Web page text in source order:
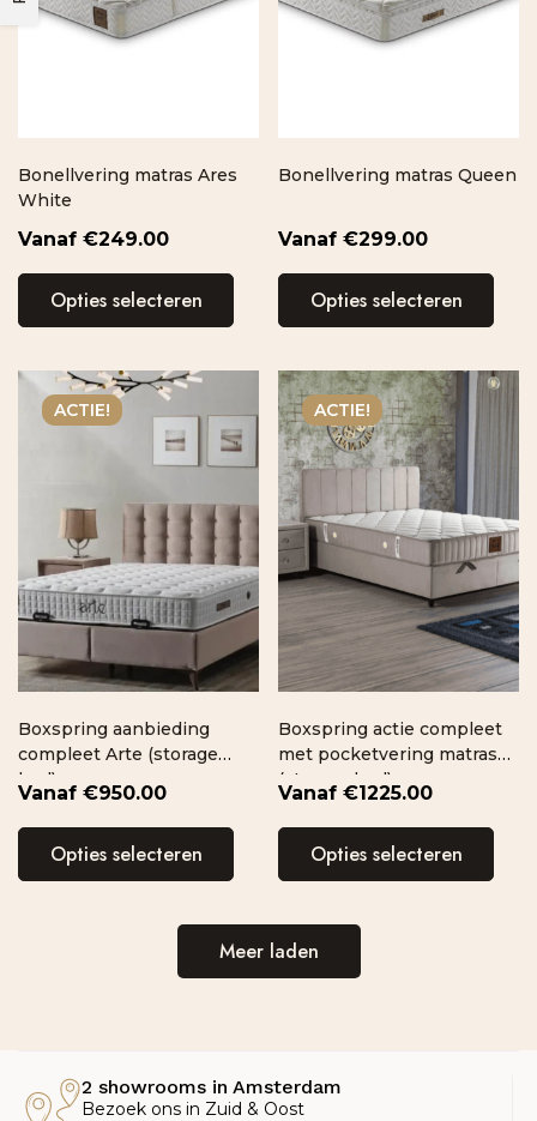
Bonellvering matras Ares
White
€249.00
Opties selecteren
Bonellvering matras Queen
€299.00
Opties selecteren
ACTIE!
Boxspring aanbieding
compleet Arte (storage
bed)
€950.00
Opties selecteren
ACTIE!
Boxspring actie compleet
met pocketvering matras
(storage bed)
€1225.00
Opties selecteren
Meer laden
2 showrooms in Amsterdam
Bezoek ons in Zuid & Oost